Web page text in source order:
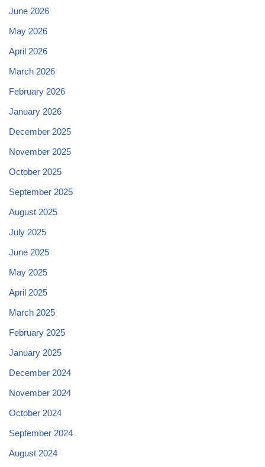
June 2026
May 2026
April 2026
March 2026
February 2026
January 2026
December 2025
November 2025
October 2025
September 2025
August 2025
July 2025
June 2025
May 2025
April 2025
March 2025
February 2025
January 2025
December 2024
November 2024
October 2024
September 2024
August 2024